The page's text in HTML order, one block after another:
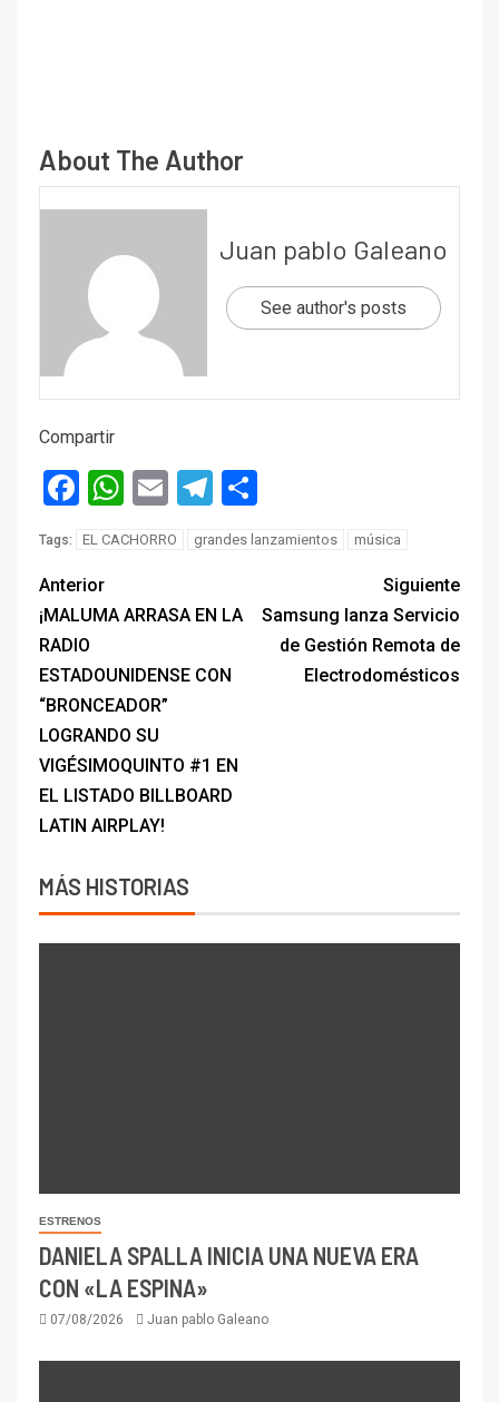
About The Author
Juan pablo Galeano
See author's posts
Compartir
Facebook
WhatsApp
EmailTelegram
Tags: EL CACHORRO grandes lanzamientos música
Anterior
¡MALUMA ARRASA EN LA
RADIO
ESTADOUNIDENSE CON
“BRONCEADOR”
LOGRANDO SU
VIGÉSIMOQUINTO #1 EN
EL LISTADO BILLBOARD
LATIN AIRPLAY!
Siguiente
Samsung lanza Servicio
de Gestión Remota de
Electrodomésticos
MÁS HISTORIAS
ESTRENOS
DANIELA SPALLA INICIA UNA NUEVA ERA
CON «LA ESPINA»
07/08/2026 Juan pablo Galeano